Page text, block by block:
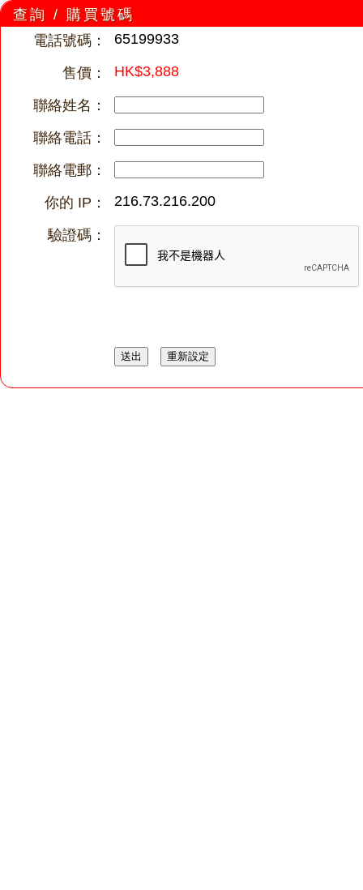
查詢 / 購買號碼
電話號碼：
65199933
售價： HK$3,888
聯絡姓名：
聯絡電話：
聯絡電郵：
你的 IP：
216.73.216.200
驗證碼：